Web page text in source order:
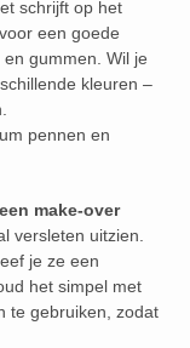
schrijft op het
een goede
gummen. Wil je
kleuren –
pennen en
make-over
versleten uitzien.
je ze een
het simpel met
te gebruiken, zodat